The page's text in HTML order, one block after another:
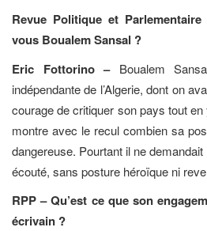
Revue Politique et
vous Boualem Sansal ?
Eric Fottorino –Boualem
indépendante de l’Algerie, dont on
courage de critiquer son pays tout
montre avec le recul combien sa
dangereuse. Pourtant il ne demandait
écouté, sans posture héroïque ni
RPP – Qu’est ce que son
écrivain ?